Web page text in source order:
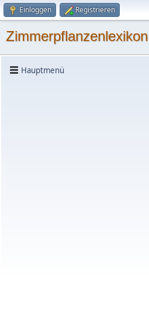
Einloggen Registrieren
Zimmerpflanzenlexikon
Hauptmenü